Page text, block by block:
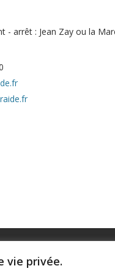
vie privée.
- arrêt : Jean Zay ou la